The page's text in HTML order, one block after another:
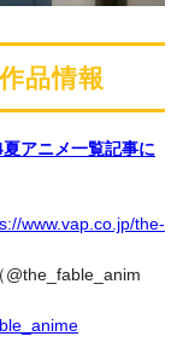
品情報
アニメ一覧記事に
www.vap.co.jp/the-
（@the_fable_anim